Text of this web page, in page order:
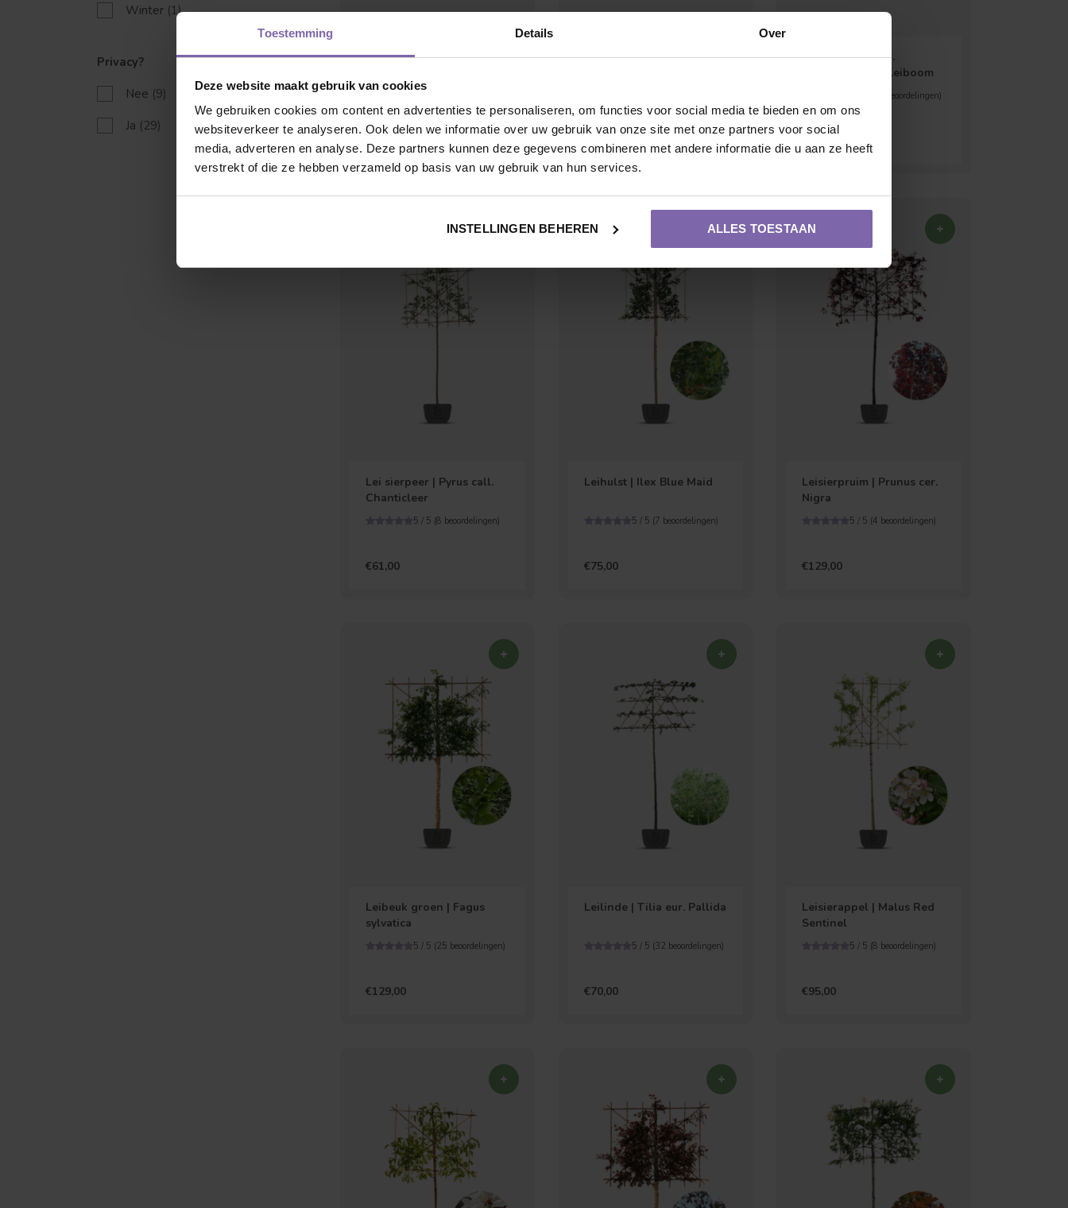
Toestemming Details Over
Deze website maakt gebruik van cookies
We gebruiken cookies om content en advertenties te personaliseren, om functies voor social media te bieden en om ons
websiteverkeer te analyseren. Ook delen we informatie over uw gebruik van onze site met onze partners voor social
media, adverteren en analyse. Deze partners kunnen deze gegevens combineren met andere informatie die u aan ze heeft
verstrekt of die ze hebben verzameld op basis van uw gebruik van hun services.
INSTELLINGEN BEHEREN ALLES TOESTAAN
Winter (1)
Privacy?
Nee (9)
Ja (29)
Leihaagbeuk | Carpinus
€108,00
Leiplataan | Platanus
€85,00
Liquidambar styr.
amberboom als leiboom
beoordelingen)
Lei sierpeer | Pyrus call.
Chanticleer
5 / 5 (8 beoordelingen)
€61,00
Leihulst | Ilex Blue Maid
5 / 5 (7 beoordelingen)
€75,00
Leisierpruim | Prunus cer.
Nigra
5 / 5 (4 beoordelingen)
€129,00
Leibeuk groen | Fagus
sylvatica
5 / 5 (25 beoordelingen)
€129,00
Leilinde | Tilia eur. Pallida
5 / 5 (32 beoordelingen)
€70,00
Leisierappel | Malus Red
Sentinel
5 / 5 (8 beoordelingen)
€95,00
Leivorm Dakvorm Bolvorm Verspreide vorm
Meerstammige vorm